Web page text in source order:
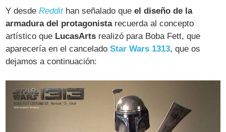
Y desdeReddithan señalado queel diseño de la
armadura del protagonistarecuerda al concepto
artístico que LucasArts realizó para Boba Fett, que
aparecería en el canceladoStar Wars 1313, que os
dejamos a continuación: